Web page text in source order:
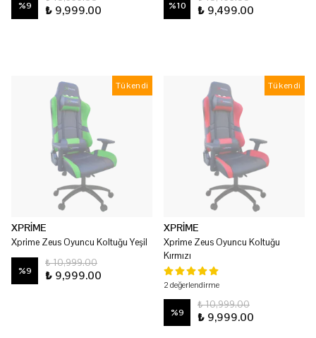
%9 ₺ 9,999.00 %10 ₺ 9,499.00
Tükendi
XPRİME
Xprime Zeus Oyuncu Koltuğu Yeşil
%9
₺ 10,999.00
₺ 9,999.00
Tükendi
XPRİME
Xprime Zeus Oyuncu Koltuğu
Kırmızı
2 değerlendirme
%9
₺ 10,999.00
₺ 9,999.00